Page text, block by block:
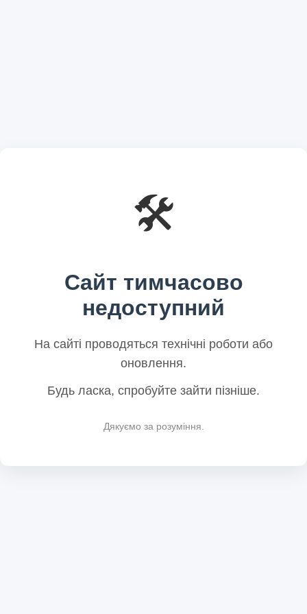
🛠️
Сайт тимчасово
недоступний
На сайті проводяться технічні роботи або
оновлення.
Будь ласка, спробуйте зайти пізніше.
Дякуємо за розуміння.